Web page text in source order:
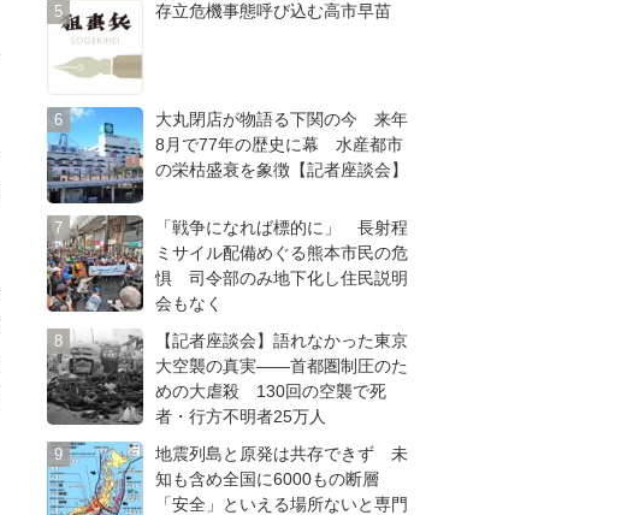
存立危機事態呼び込む高市早苗
大丸閉店が物語る下関の今 来年
8月で77年の歴史に幕 水産都市
の栄枯盛衰を象徴【記者座談会】
「戦争になれば標的に」 長射程
ミサイル配備めぐる熊本市民の危
惧 司令部のみ地下化し住民説明
会もなく
【記者座談会】語れなかった東京
大空襲の真実――首都圏制圧のた
めの大虐殺 130回の空襲で死
者・行方不明者25万人
地震列島と原発は共存できず 未
知も含め全国に6000もの断層
「安全」といえる場所ないと専門